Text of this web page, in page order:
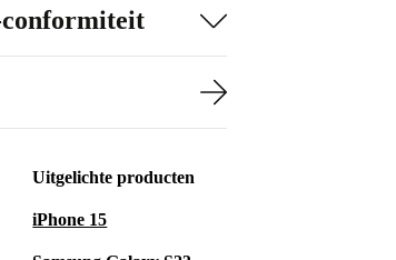
gaten, meet
een
fietsen,
Uitgelichte producten
iPhone 15